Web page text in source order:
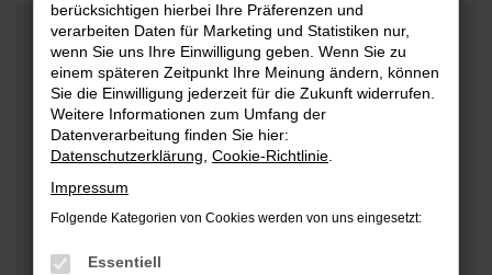
Fehler: Network Error
Beim Laden ist ein Fehler aufgetreten.
Hier sind ein paar Tipps, die dir helfen können:
Überprüfe deine Firewall und deine
Internetverbindung.
Laden andere Webseiten, zum Beispiel deine
Manche Erweiterungen, wie Werbeblocker, können
berücksichtigen hierbei Ihre Präferenzen und
verarbeiten Daten für Marketing und Statistiken nur,
wenn Sie uns Ihre Einwilligung geben. Wenn Sie zu
einem späteren Zeitpunkt Ihre Meinung ändern, können
Sie die Einwilligung jederzeit für die Zukunft widerrufen.
Weitere Informationen zum Umfang der
Datenverarbeitung finden Sie hier:
Datenschutzerklärung Cookie-Richtlinie
Impressum
Folgende Kategorien von Cookies werden von uns eingesetzt:
Essentiell